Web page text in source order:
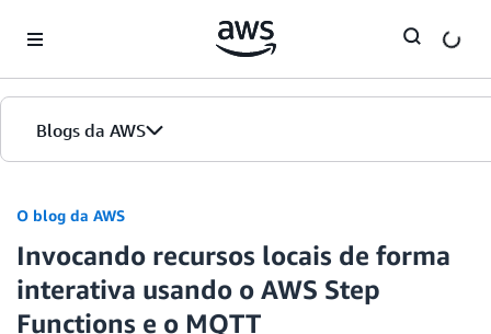
Blogs da AWS
Página inicial
Edições
O blog da AWS
Invocando recursos locais de forma
interativa usando o AWS Step
Functions e o MQTT